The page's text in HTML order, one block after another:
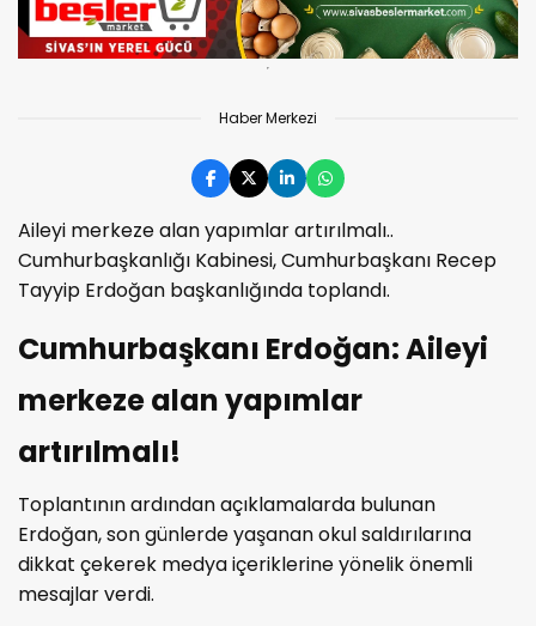
Haber Merkezi
Aileyi merkeze alan yapımlar artırılmalı..
Cumhurbaşkanlığı Kabinesi, Cumhurbaşkanı Recep
Tayyip Erdoğan başkanlığında toplandı.
Cumhurbaşkanı Erdoğan: Aileyi
merkeze alan yapımlar
artırılmalı!
Toplantının ardından açıklamalarda bulunan
Erdoğan, son günlerde yaşanan okul saldırılarına
dikkat çekerek medya içeriklerine yönelik önemli
mesajlar verdi.